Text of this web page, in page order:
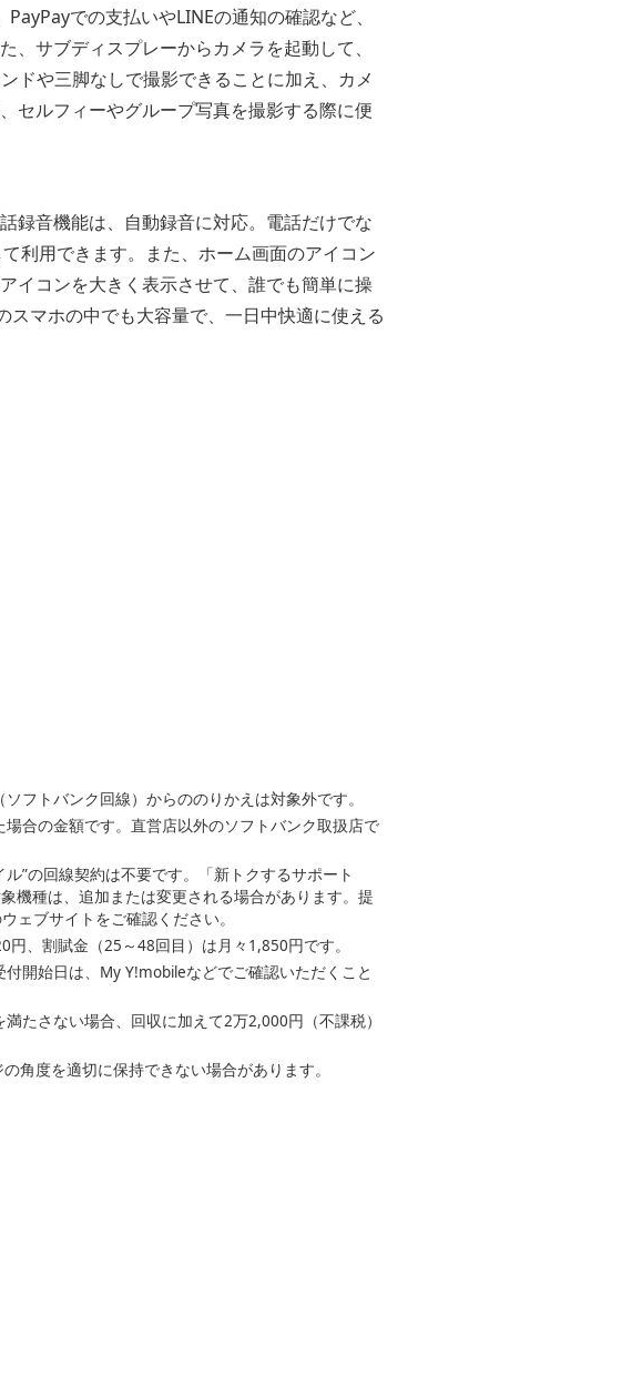
での支払いやLINEの通知の確認など、
サブディスプレーからカメラを起動して、
ドや三脚なしで撮影できることに加え、カメ
セルフィーやグループ写真を撮影する際に便
録音機能は、自動録音に対応。電話だけでな
利用できます。また、ホーム画面のアイコン
イコンを大きく表示させて、誰でも簡単に操
マホの中でも大容量で、一日中快適に使える
フトバンク回線）からののりかえは対象外です。
合の金額です。直営店以外のソフトバンク取扱店で
”の回線契約は不要です。「新トクするサポート
機種は、追加または変更される場合があります。提
ェブサイトをご確認ください。
、割賦金（25～48回目）は月々1,850円です。
開始日は、My Y!mobileなどでご確認いただくこと
たさない場合、回収に加えて2万2,000円（不課税）
角度を適切に保持できない場合があります。